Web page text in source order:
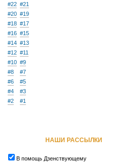
#22 #21
#20 #19
#18 #17
#16 #15
#14 #13
#12 #11
#10 #9
#8
#7
#6
#5
#4
#3
#2
#1
НАШИ РАССЫЛКИ
В помощь Дзенствующему